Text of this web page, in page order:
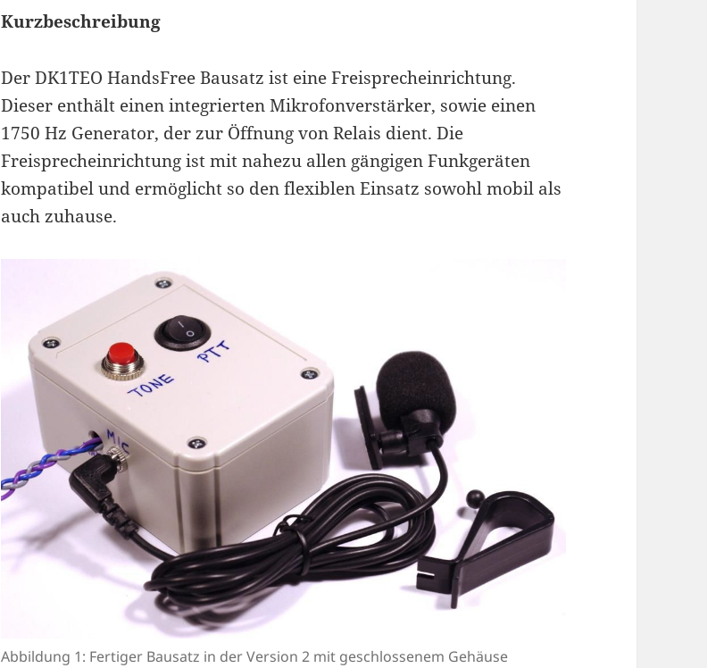
Kurzbeschreibung
Der DK1TEO HandsFree Bausatz ist eine Freisprecheinrichtung.
Dieser enthält einen integrierten Mikrofonverstärker, sowie einen
1750 Hz Generator, der zur Öffnung von Relais dient. Die
Freisprecheinrichtung ist mit nahezu allen gängigen Funkgeräten
kompatibel und ermöglicht so den flexiblen Einsatz sowohl mobil als
auch zuhause.
Abbildung 1: Fertiger Bausatz in der Version 2 mit geschlossenem Gehäuse